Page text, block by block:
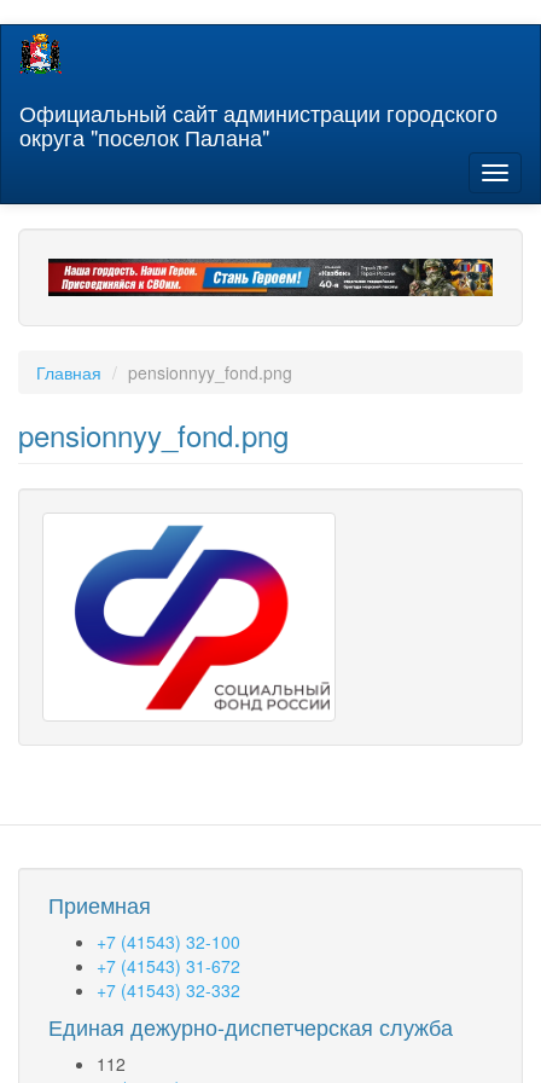
Перейти
содержанию
Официальный сайт администрации городского
округа "поселок Палана"
Главная pensionnyy_fond.png
pensionnyy_fond.png
Приемная
+7 (41543) 32-100
+7 (41543) 31-672
+7 (41543) 32-332
Единая дежурно-диспетчерская служба
112